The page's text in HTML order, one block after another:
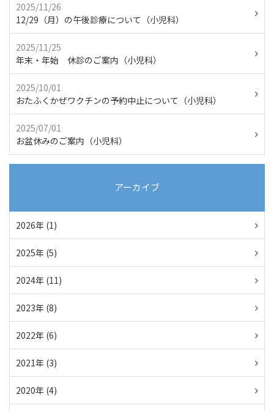
2025/11/26
12/29（月）の午後診療について（小児科）
2025/11/25
年末・年始 休診のご案内（小児科）
2025/10/01
おたふくかぜワクチンの予約中止について（小児科）
2025/07/01
お盆休みのご案内（小児科）
アーカイブ
2026年 (1)
2025年 (5)
2024年 (11)
2023年 (8)
2022年 (6)
2021年 (3)
2020年 (4)